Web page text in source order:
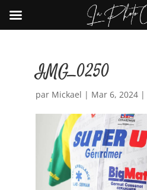
IMG_0250
par Mickael | Mar 6, 2024|